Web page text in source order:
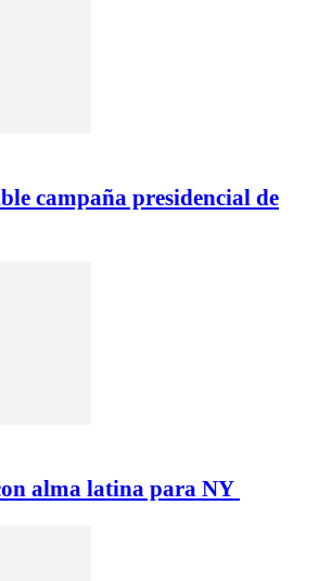
campaña presidencial de
alma latina para NY